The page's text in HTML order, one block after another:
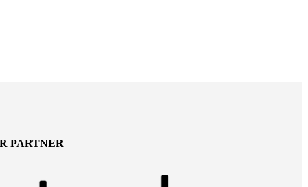
PARTNER